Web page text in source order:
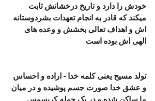
خودش را دارد و تاریخ درخشانش ثابت
میکند که قادر به انجام تعهدات بشردوستانه
اش و اهداف تعالی بخشش و وعده های
الهی اش بوده است
تولد مسیح یعنی کلمه خدا - اراده و احساس
و عشق خدا صورت جسم پوشیده و در میان
ما ساکن شده و در یک جمله کریسمس